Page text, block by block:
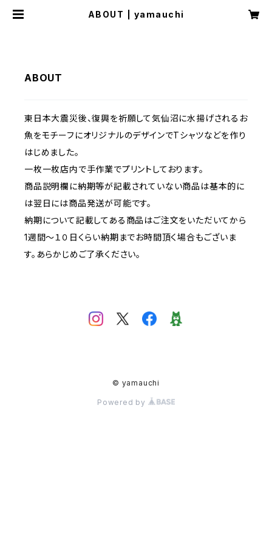
ABOUT | yamauchi
ABOUT
東日本大震災後、復興を祈願して気仙沼に水揚げされるお
魚をモチーフにオリジナルのデザインでTシャツなどを作り
はじめました。
一枚一枚店内で手作業でプリントしております。
商品説明欄に納期等が記載されていない商品は基本的に
は翌日には商品発送が可能です。
納期について記載してある商品はご注文をいただいてから
1週間〜１０日くらい納期までお時間頂く場合もございま
す。あらかじめご了承ください。
© yamauchi
Powered by